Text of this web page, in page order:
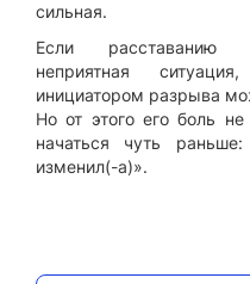
сильная.
Если расставанию
неприятная
инициатором разрыва
Но от этого его боль
начаться чуть
изменил(-а)».